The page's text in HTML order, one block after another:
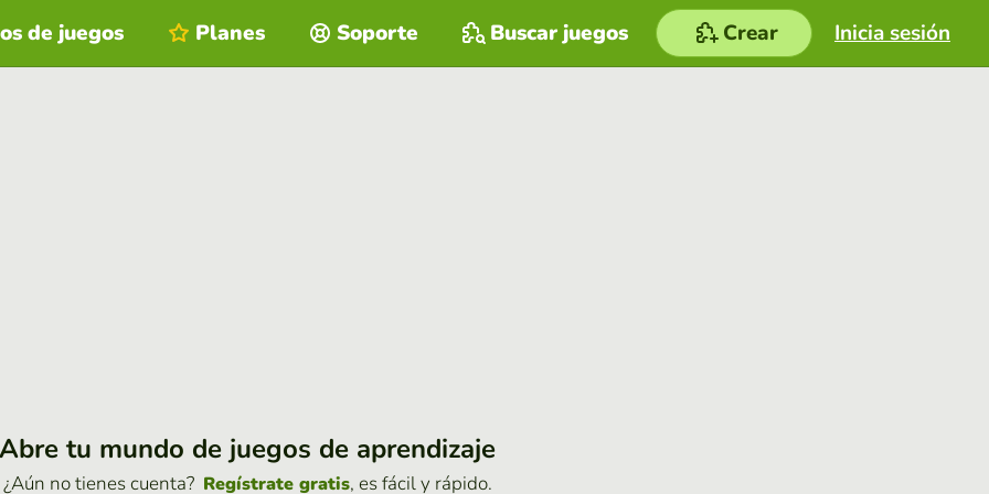
Inicia sesión
de juegos Planes Soporte Buscar juegos Crear
Abre tu mundo de juegos de aprendizaje
¿Aún no tienes cuenta? Regístrate gratis, es fácil y rápido.